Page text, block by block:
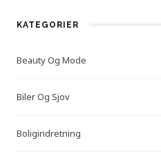
KATEGORIER
Beauty Og Mode
Biler Og Sjov
Boligindretning